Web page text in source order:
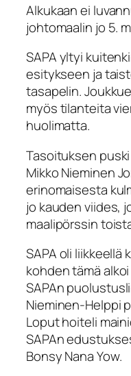
Alkukaan ei
johtomaalin jo 5.
SAPA yltyi
esitykseen ja
tasapelin.
myös tilanteita
huolimatta.
Tasoituksen
Mikko Nieminen
erinomaisesta
jo kauden viides,
maalipörssin
SAPA oli liikkeellä
kohden tämä
SAPAn
Nieminen-Helppi
Loput hoiteli
SAPAn
Bonsy Nana Yow.